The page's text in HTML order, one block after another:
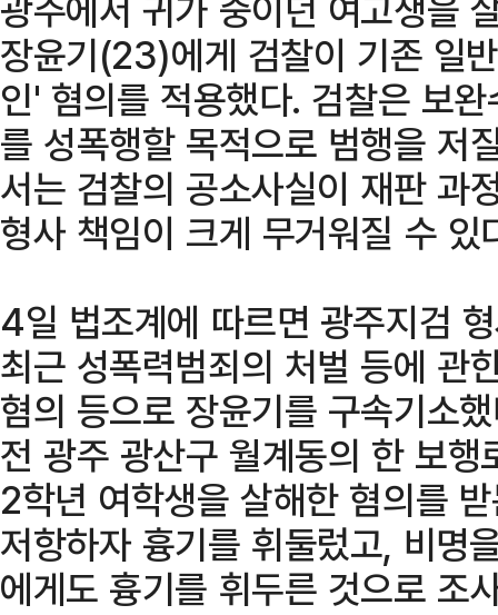
장윤기(23)에게 검찰이 기존 일
인' 혐의를 적용했다. 검찰은 보
를 성폭행할 목적으로 범행을 저
서는 검찰의 공소사실이 재판 과
형사 책임이 크게 무거워질 수 있
4일 법조계에 따르면 광주지검
최근 성폭력범죄의 처벌 등에 관
혐의 등으로 장윤기를 구속기소
전 광주 광산구 월계동의 한 보
2학년 여학생을 살해한 혐의를
저항하자 흉기를 휘둘렀고, 비명
에게도 흉기를 휘두른 것으로 조